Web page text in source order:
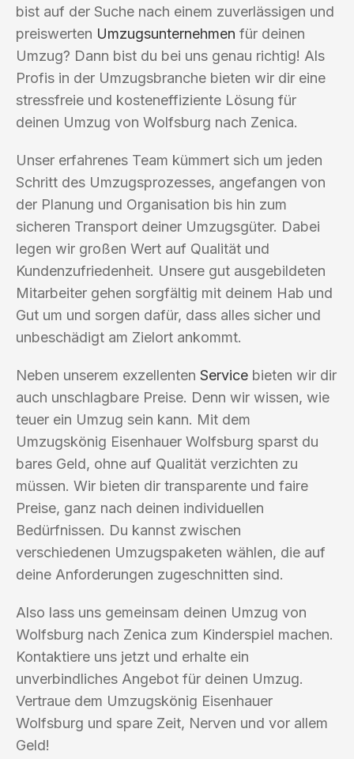
bist auf der Suche nach einem zuverlässigen und
preiswerten Umzugsunternehmen für deinen
Umzug? Dann bist du bei uns genau richtig! Als
Profis in der Umzugsbranche bieten wir dir eine
stressfreie und kosteneffiziente Lösung für
deinen Umzug von Wolfsburg nach Zenica.
Unser erfahrenes Team kümmert sich um jeden
Schritt des Umzugsprozesses, angefangen von
der Planung und Organisation bis hin zum
sicheren Transport deiner Umzugsgüter. Dabei
legen wir großen Wert auf Qualität und
Kundenzufriedenheit. Unsere gut ausgebildeten
Mitarbeiter gehen sorgfältig mit deinem Hab und
Gut um und sorgen dafür, dass alles sicher und
unbeschädigt am Zielort ankommt.
Neben unserem exzellenten Service bieten wir dir
auch unschlagbare Preise. Denn wir wissen, wie
teuer ein Umzug sein kann. Mit dem
Umzugskönig Eisenhauer Wolfsburg sparst du
bares Geld, ohne auf Qualität verzichten zu
müssen. Wir bieten dir transparente und faire
Preise, ganz nach deinen individuellen
Bedürfnissen. Du kannst zwischen
verschiedenen Umzugspaketen wählen, die auf
deine Anforderungen zugeschnitten sind.
Also lass uns gemeinsam deinen Umzug von
Wolfsburg nach Zenica zum Kinderspiel machen.
Kontaktiere uns jetzt und erhalte ein
unverbindliches Angebot für deinen Umzug.
Vertraue dem Umzugskönig Eisenhauer
Wolfsburg und spare Zeit, Nerven und vor allem
Geld!